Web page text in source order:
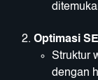
Optimasi
Struktur
dengan